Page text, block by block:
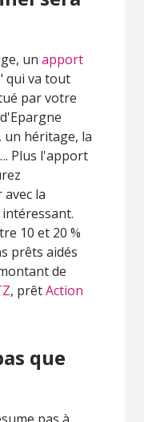
un apport
qui va tout
par votre
héritage, la
Plus l'apport
la
10 et 20 %
prêts aidés
de
, prêtAction
que